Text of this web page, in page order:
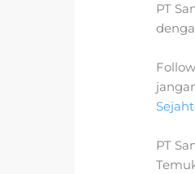
PT
Follow
PT